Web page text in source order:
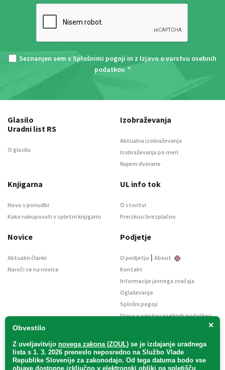
Seznanjen sem s Splošnimi pogoji in z Izjavo o varstvu osebnih
podatkov. *
×
Obvestilo
Z uveljavitvijo novega zakona (ZOUL) se je izdajanje uradnega
lista s 1. 3. 2026 preneslo neposredno na Službo Vlade
Republike Slovenije za zakonodajo. Od tega datuma bodo vse
objave dostopne izključno v elektronski obliki na spletišču
Glasilo
Uradni list RS
O glasilu
Izobraževanja
Aktualna izobraževanja
Izobraževanja po meri
Najem dvorane
Knjigarna
Novo v ponudbi
Kako nakupovati v spletni knjigarni
UL info tok
O storitvi
Preizkusi brezplačno
Novice
Aktualni članki
Naroči se na novice
Podjetje
O podjetju | About
Kontakt
Informacije javnega značaja
Oglaševanje
Splošni pogoji
Izjava o varstvu osebnih podatkov